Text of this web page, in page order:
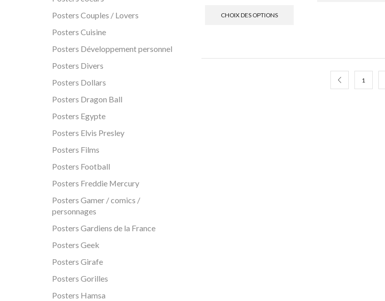
CHOIX DES OPTIONS
1
Posters Couples / Lovers
Posters Cuisine
Posters Développement personnel
Posters Divers
Posters Dollars
Posters Dragon Ball
Posters Egypte
Posters Elvis Presley
Posters Films
Posters Football
Posters Freddie Mercury
Posters Gamer / comics /
personnages
Posters Gardiens de la France
Posters Geek
Posters Girafe
Posters Gorilles
Posters Hamsa